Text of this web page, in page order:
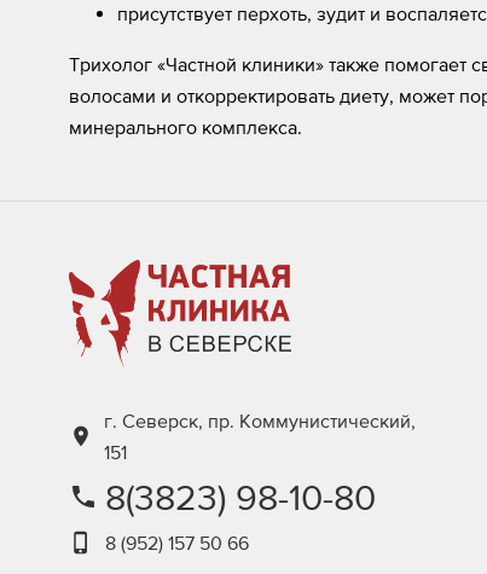
присутствует перхоть, зудит и
Трихолог «Частной клиники» также помогает
волосами и откорректировать диету, может
минерального комплекса.
г. Северск, пр. Коммунистический,
151
8(3823) 98-10-80
8 (952) 157 50 66